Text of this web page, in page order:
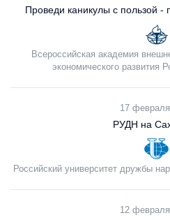
Проведи каникулы с пользой -
Всероссийская академия
экономического развития
17
РУДН на
Российский университет дружбы
12